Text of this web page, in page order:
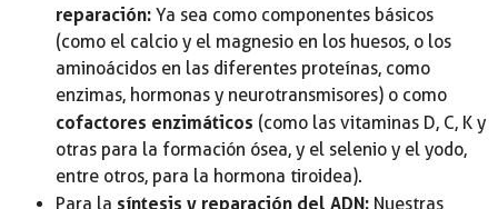
reparación: Ya sea como componentes básicos
(como el calcio y el magnesio en los huesos, o los
aminoácidos en las diferentes proteínas, como
enzimas, hormonas y neurotransmisores) o como
cofactores enzimáticos (como las vitaminas D, C, K y
otras para la formación ósea, y el selenio y el yodo,
entre otros, para la hormona tiroidea).
Para la síntesis y reparación del ADN: Nuestras